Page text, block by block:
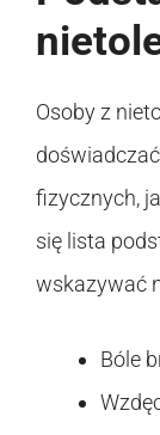
Osoby z
fizycznych,
się lista
wskazywać
Bóle